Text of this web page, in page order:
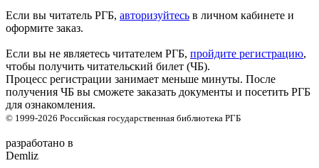
Если вы читатель РГБ, авторизуйтесь в личном кабинете и
оформите заказ.
Если вы не являетесь читателем РГБ, пройдите регистрацию,
чтобы получить читательский билет (ЧБ).
Процесс регистрации занимает меньше минуты. После
получения ЧБ вы сможете заказать документы и посетить РГБ
для ознакомления.
© 1999-2026 Российская государственная библиотека РГБ
разработано в
Demliz